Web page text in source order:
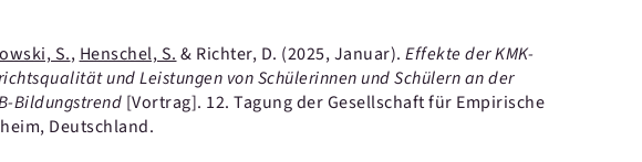
S., Henschel, S. & Richter, D. (2025, Januar). Effekte der KMK-
und Leistungen von Schülerinnen und Schülern an der
Bildungstrend [Vortrag]. 12. Tagung der Gesellschaft für Empirische
Deutschland.